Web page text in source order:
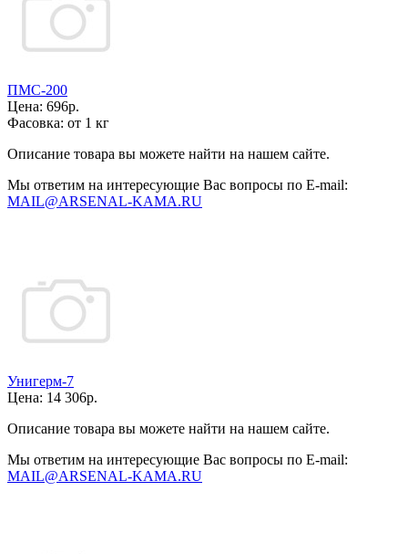
ПМС-200
Цена: 696р.
Фасовка: от 1 кг
Описание товара вы можете найти на нашем сайте.
Мы ответим на интересующие Вас вопросы по E-mail:
MAIL@ARSENAL-KAMA.RU
Унигерм-7
Цена: 14 306р.
Описание товара вы можете найти на нашем сайте.
Мы ответим на интересующие Вас вопросы по E-mail:
MAIL@ARSENAL-KAMA.RU